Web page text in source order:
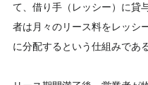
て、借り手（レッシー）に貸
者は月々のリース料をレッシ
に分配するという仕組みである